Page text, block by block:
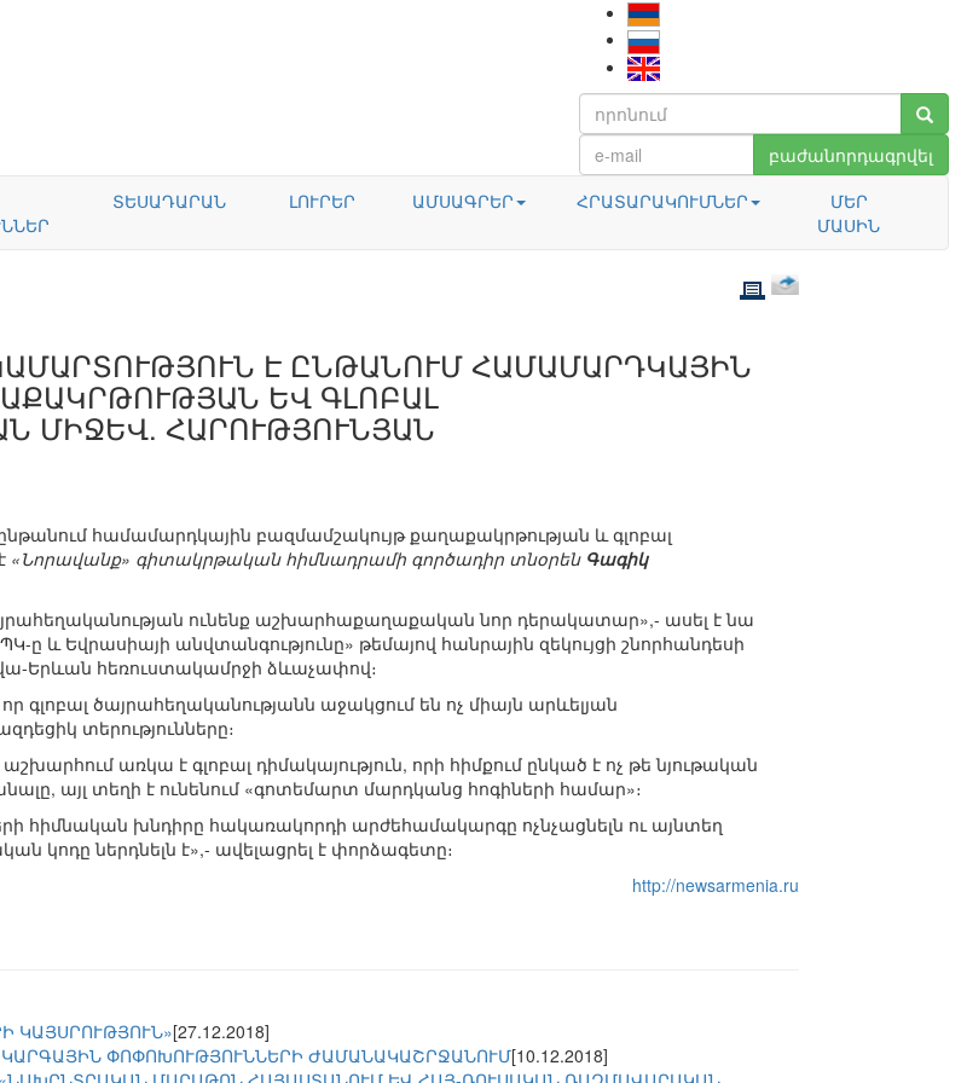
բաժանորդագրվել
ՏԵՍԱԴԱՐԱՆ ԼՈՒՐԵՐ ԱՄՍԱԳՐԵՐ ՀՐԱՏԱՐԱԿՈՒՄՆԵՐ
ՄԵՐ
ՄԱՍԻՆ
Է ԸՆԹԱՆՈՒՄ ՀԱՄԱՄԱՐԴԿԱՅԻՆ
ԵՎ ԳԼՈԲԱԼ
ՄԻՋԵՎ. ՀԱՐՈՒԹՅՈՒՆՅԱՆ
համամարդկային բազմամշակույթ քաղաքակրթության և գլոբալ
«Նորավանք» գիտակրթական հիմնադրամի գործադիր տնօրեն Գագիկ
ունենք աշխարհաքաղաքական նոր դերակատար»,- ասել է նա
ը և Եվրասիայի անվտանգությունը» թեմայով հանրային զեկույցի շնորհանդեսի
Երևան հեռուստակամրջի ձևաչափով։
գլոբալ ծայրահեղականությանն աջակցում են ոչ միայն արևելյան
տերությունները։
առկա է գլոբալ դիմակայություն, որի հիմքում ընկած է ոչ թե նյութական
այլ տեղի է ունենում «գոտեմարտ մարդկանց հոգիների համար»։
հիմնական խնդիրը հակառակորդի արժեհամակարգը ոչնչացնելն ու այնտեղ
կոդը ներդնելն է»,- ավելացրել է փորձագետը։
http://newsarmenia.ru
ԿԱՅՍՐՈՒԹՅՈՒՆ»[27.12.2018]
ՓՈՓՈԽՈՒԹՅՈՒՆՆԵՐԻ ԺԱՄԱՆԱԿԱՇՐՋԱՆՈՒՄ[10.12.2018]